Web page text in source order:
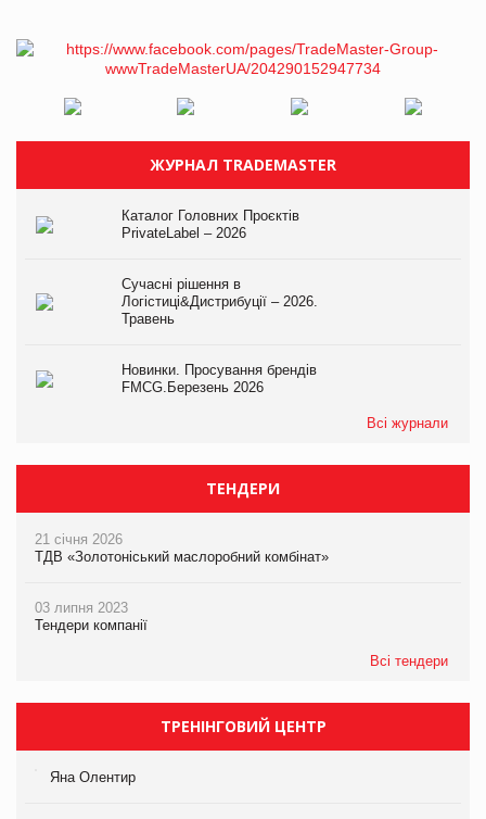
ЖУРНАЛ TRADEMASTER
Каталог Головних Проєктів
PrivateLabel – 2026
Сучасні рішення в
Логістиці&Дистрибуції – 2026.
Травень
Новинки. Просування брендів
FMCG.Березень 2026
Всі журнали
ТЕНДЕРИ
21 січня 2026
ТДВ «Золотоніський маслоробний комбінат»
03 липня 2023
Тендери компанії
Всі тендери
ТРЕНІНГОВИЙ ЦЕНТР
Яна Олентир